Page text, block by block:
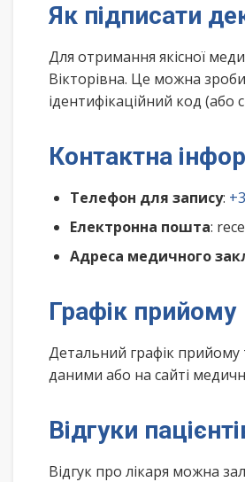
Як підписати
Для отримання якісної
Вікторівна. Це можна
ідентифікаційний код (або
Контактна
Телефон для запису:
Електронна пошта:
Адреса медичного
Графік прийому
Детальний графік
даними або на сайті
Відгуки
Відгук про лікаря можна